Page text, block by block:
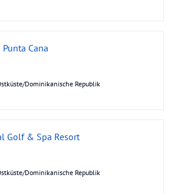
Cana
Dominikanische Republik
Golf & Spa Resort
Dominikanische Republik